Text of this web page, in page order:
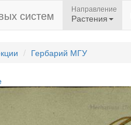
систем Направление
Растения
Гербарий МГУ